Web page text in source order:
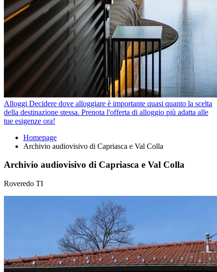
Alloggi Decidere dove alloggiare è importante quasi quanto la scelta
della destinazione stessa. Prenota l'offerta di alloggio più adatta alle
tue esigenze ora!
Homepage
Archivio audiovisivo di Capriasca e Val Colla
Archivio audiovisivo di Capriasca e Val Colla
Roveredo TI